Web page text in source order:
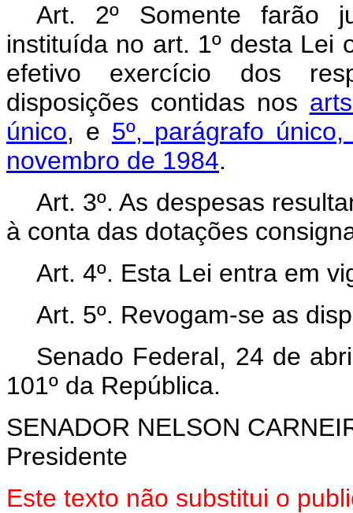
Art. 2º Somente farão
instituída no art. 1º desta Lei
efetivo exercício dos
disposições contidas nos
único, e 5º, parágrafo
novembro de 1984.
Art. 3º. As despesas
à conta das dotações
Art. 4º. Esta Lei entra em
Art. 5º. Revogam-se as
Senado Federal, 24 de
101º da República.
SENADOR NELSON
Presidente
Este texto não substitui o